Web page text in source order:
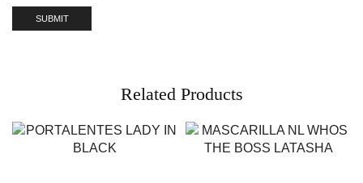
Related Products